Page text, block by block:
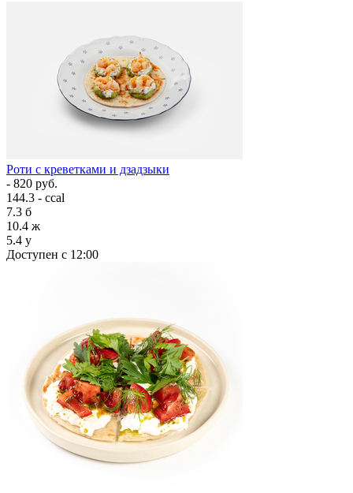
Роти с креветками и дзадзыки
- 820 руб.
144.3 - ccal
7.3 б
10.4 ж
5.4 у
Доступен с 12:00